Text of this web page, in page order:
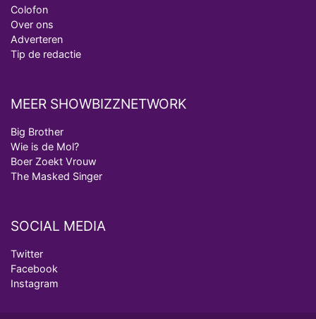
Colofon
Over ons
Adverteren
Tip de redactie
MEER SHOWBIZZNETWORK
Big Brother
Wie is de Mol?
Boer Zoekt Vrouw
The Masked Singer
SOCIAL MEDIA
Twitter
Facebook
Instagram